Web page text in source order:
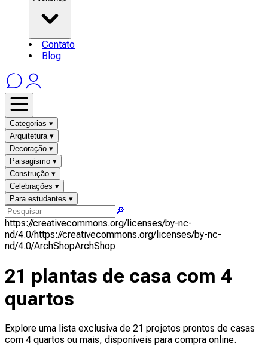
Contato
Blog
Categorias ▾
Arquitetura ▾
Decoração ▾
Paisagismo ▾
Construção ▾
Celebrações ▾
Para estudantes ▾
🔎
https://creativecommons.org/licenses/by-nc-
nd/4.0/https://creativecommons.org/licenses/by-nc-
nd/4.0/ArchShopArchShop
21 plantas de casa com 4
quartos
Explore uma lista exclusiva de 21 projetos prontos de casas
com 4 quartos ou mais, disponíveis para compra online.